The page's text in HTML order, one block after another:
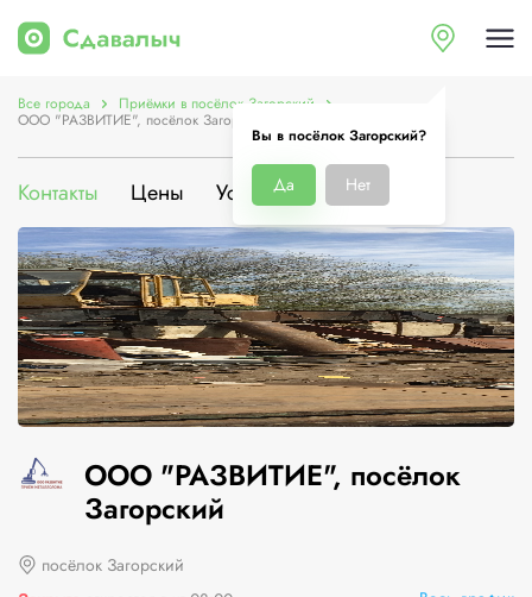
Вы в посёлок Загорский?
Да Нет
Все города Приёмки в посёлок Загорский
ООО "РАЗВИТИЕ", посёлок Загорский
Контакты Цены Услуги О компании
ООО "РАЗВИТИЕ", посёлок
Загорский
посёлок Загорский